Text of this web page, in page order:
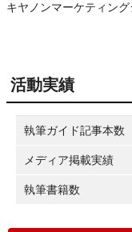
キヤノンマーケティン
活動実績
執筆ガイド記事本数
メディア掲載実績
執筆書籍数